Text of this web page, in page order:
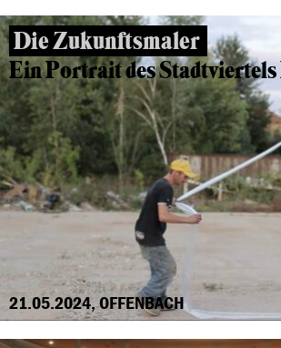
Die Zukunftsmaler
Ein Portrait des
21.05.2024, OFFENBACH